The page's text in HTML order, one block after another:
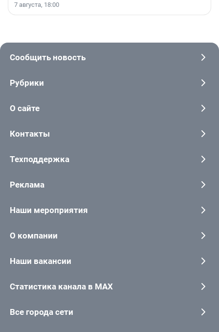
7 августа, 18:00
Сообщить новость
Рубрики
О сайте
Контакты
Техподдержка
Реклама
Наши мероприятия
О компании
Наши вакансии
Статистика канала в MAX
Все города сети